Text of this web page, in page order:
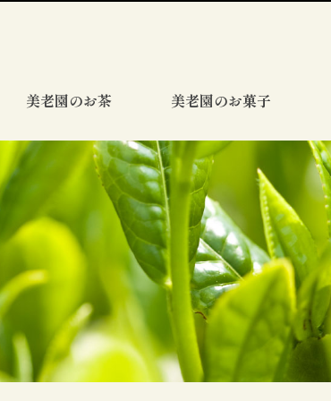
美老園のお茶 美老園のお菓子